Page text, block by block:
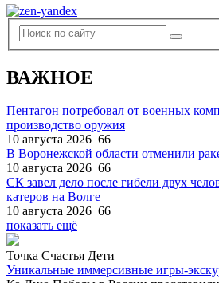
ВАЖНОЕ
Пентагон потребовал от военных
производство оружия
10 августа 2026 66
В Воронежской области отменили
10 августа 2026 66
СК завел дело после гибели двух
катеров на Волге
10 августа 2026 66
показать ещё
Точка Счастья Дети
Уникальные иммерсивные игры-